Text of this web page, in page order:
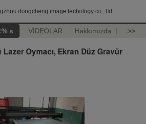
dongcheng image techology co., ltd
s VİDEOLAR Hakkımızda >>
Oymacı, Ekran Düz Gravür